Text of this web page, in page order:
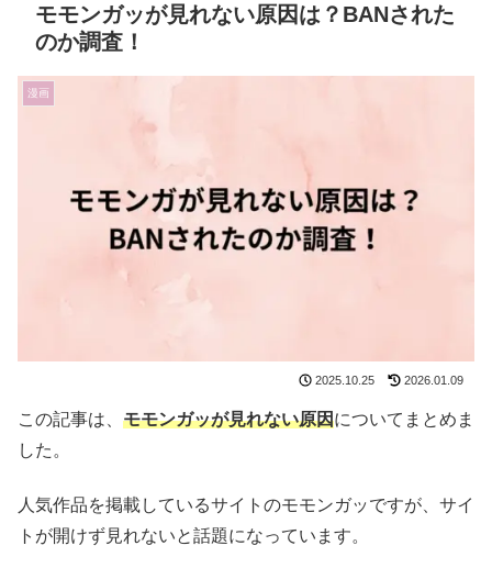
モモンガッが見れない原因は？BANされた
のか調査！
漫画
2025.10.25 2026.01.09
この記事は、 モモンガッが見れない原因についてまとめま
した。
人気作品を掲載しているサイトのモモンガッですが、サイ
トが開けず見れないと話題になっています。